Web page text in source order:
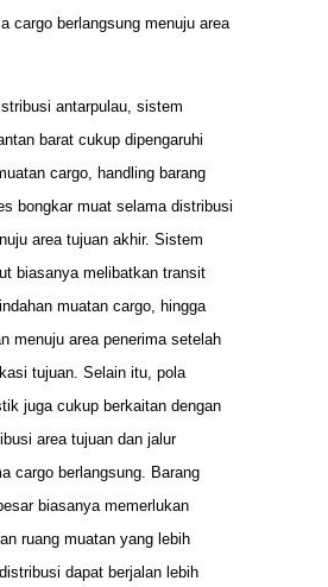
cargo berlangsung menuju area
antarpulau, sistem
barat cukup dipengaruhi
cargo, handling barang
bongkar muat selama distribusi
area tujuan akhir. Sistem
biasanya melibatkan transit
muatan cargo, hingga
menuju area penerima setelah
tujuan. Selain itu, pola
juga cukup berkaitan dengan
area tujuan dan jalur
cargo berlangsung. Barang
biasanya memerlukan
ruang muatan yang lebih
dapat berjalan lebih